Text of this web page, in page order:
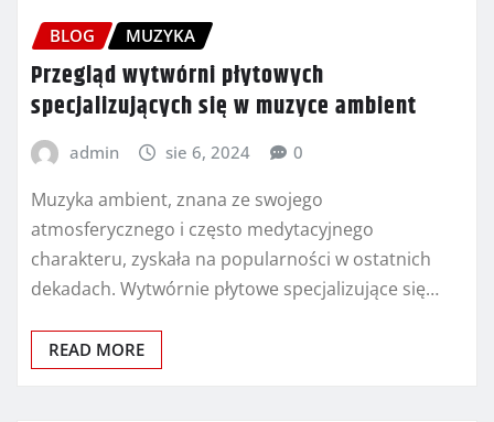
BLOG MUZYKA
Przegląd wytwórni płytowych
specjalizujących się w muzyce ambient
admin sie 6, 2024 0
Muzyka ambient, znana ze swojego
atmosferycznego i często medytacyjnego
charakteru, zyskała na popularności w ostatnich
dekadach. Wytwórnie płytowe specjalizujące się…
READ MORE